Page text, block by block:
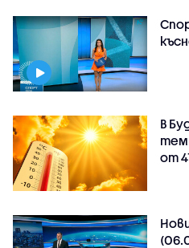
В
от